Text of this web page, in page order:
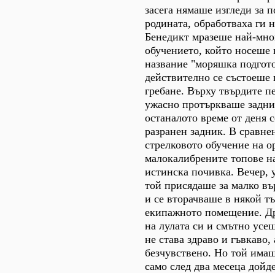
засега нямаше изгледи за
родината, обработваха ги
Бенедикт мразеше най-
обучението, който носеше
название "моряшка
действително се
гребане. Върху твърдите
ужасно протъркваше
останалото време от деня
разранен задник. В
стрелковото обучение на
малокалибрените топове
истинска почивка. Вечер,
той присядаше за малко
и се вторачваше в някой
екипажното помещение.
на лулата си и смътно
не става здраво и
безчувствено. Но той
само след два месеца